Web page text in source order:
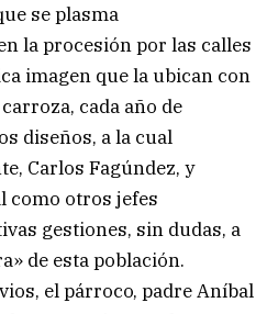
se plasma
la procesión por las calles
imagen que la ubican con
cada año de
diseños, a la cual
Carlos Fagúndez, y
como otros jefes
gestiones, sin dudas, a
de esta población.
el párroco, padre Aníbal